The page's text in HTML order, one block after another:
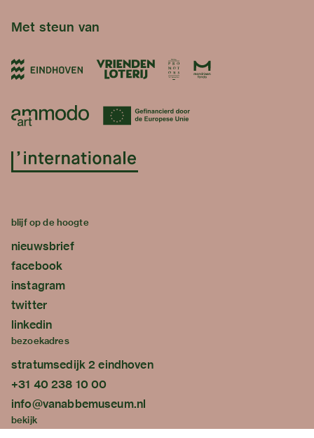
Met steun van
blijf op de hoogte
nieuwsbrief
facebook
instagram
twitter
linkedin
bezoekadres
stratumsedijk 2 eindhoven
+31 40 238 10 00
info@vanabbemuseum.nl
bekijk